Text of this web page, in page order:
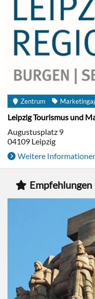
Zentrum
Leipzig Tourismus und
Augustusplatz 9
04109 Leipzig
Weitere
Empfehlungen